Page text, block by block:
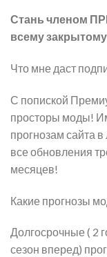
Стань членом
всему
Что мне даст
С попиской
просторы моды!
прогнозам сайта
все обновления
месяцев!
Какие прогнозы
Долгосрочные ( 2
сезон вперед)